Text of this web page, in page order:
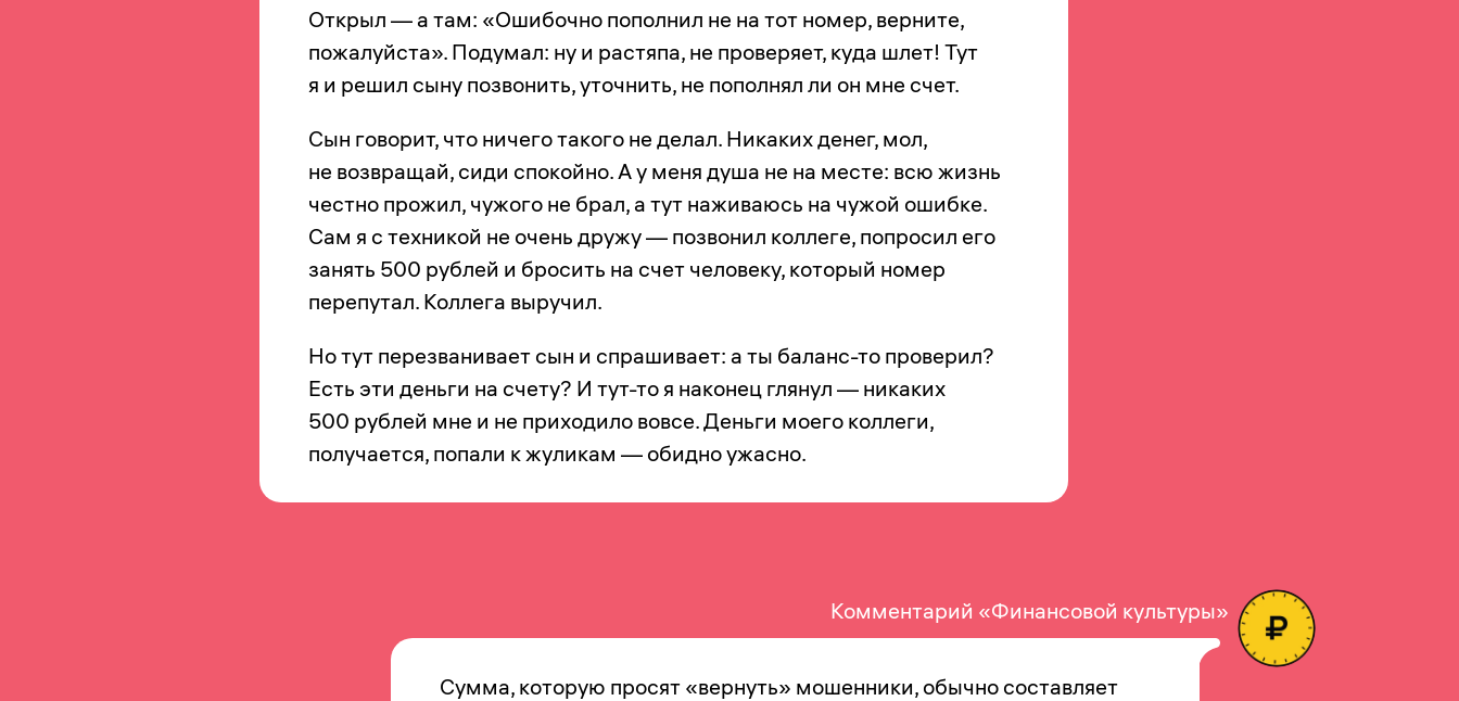
Открыл — а там: «Ошибочно пополнил не на тот номер, верните,
пожалуйста». Подумал: ну и растяпа, не проверяет, куда шлет! Тут
я и решил сыну позвонить, уточнить, не пополнял ли он мне счет.
Сын говорит, что ничего такого не делал. Никаких денег, мол,
не возвращай, сиди спокойно. А у меня душа не на месте: всю жизнь
честно прожил, чужого не брал, а тут наживаюсь на чужой ошибке.
Сам я с техникой не очень дружу — позвонил коллеге, попросил его
занять 500 рублей и бросить на счет человеку, который номер
перепутал. Коллега выручил.
Но тут перезванивает сын и спрашивает: а ты баланс-то проверил?
Есть эти деньги на счету? И тут-то я наконец глянул — никаких
500 рублей мне и не приходило вовсе. Деньги моего коллеги,
получается, попали к жуликам — обидно ужасно.
Сумма, которую просят «вернуть» мошенники, обычно составляет
Комментарий «Финансовой культуры»